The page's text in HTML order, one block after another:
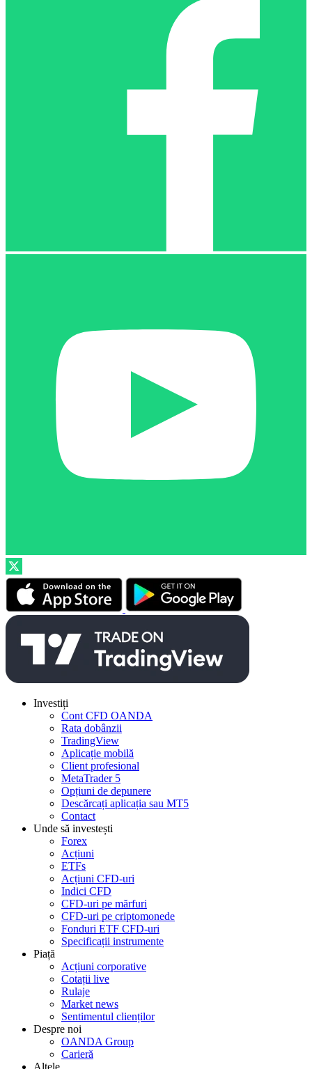
Investiți
Cont CFD OANDA
Rata dobânzii
TradingView
Aplicație mobilă
Client profesional
MetaTrader 5
Opțiuni de depunere
Descărcați aplicația sau MT5
Contact
Unde să investești
Forex
Acțiuni
ETFs
Acțiuni CFD-uri
Indici CFD
CFD-uri pe mărfuri
CFD-uri pe criptomonede
Fonduri ETF CFD-uri
Specificații instrumente
Piață
Acțiuni corporative
Cotații live
Rulaje
Market news
Sentimentul clienților
Despre noi
OANDA Group
Carieră